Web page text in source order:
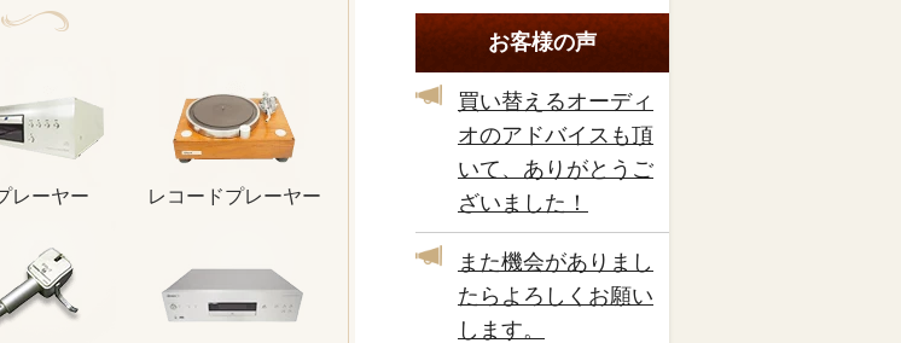
レーヤー レコードプレーヤー
お客様の声
買い替えるオーディ
オのアドバイスも頂
いて、ありがとうご
ざいました！
また機会がありまし
たらよろしくお願い
します。